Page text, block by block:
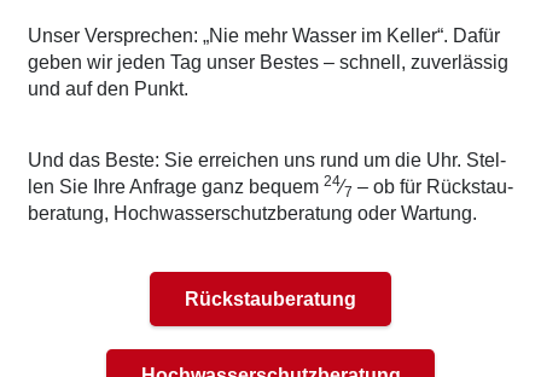
Unser Ver­spre­chen: „Nie mehr Was­ser im Kel­ler“. Dafür
geben wir jeden Tag unser Bes­tes – schnell, zuver­läs­sig
und auf den Punkt.
Und das Bes­te: Sie errei­chen uns rund um die Uhr. Stel­
len Sie Ihre Anfra­ge ganz bequem 24⁄7 – ob für Rück­stau­
be­ra­tung, Hoch­was­ser­schutz­be­ra­tung oder War­tung.
Rückstauberatung